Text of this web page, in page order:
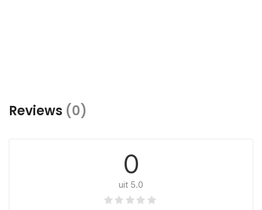
Reviews (0)
0
uit 5.0